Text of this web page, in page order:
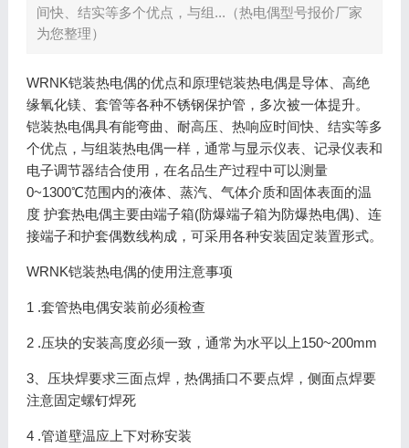
间快、结实等多个优点，与组...（热电偶型号报价厂家
为您整理）
WRNK铠装热电偶的优点和原理铠装热电偶是导体、高绝
缘氧化镁、套管等各种不锈钢保护管，多次被一体提升。
铠装热电偶具有能弯曲、耐高压、热响应时间快、结实等多
个优点，与组装热电偶一样，通常与显示仪表、记录仪表和
电子调节器结合使用，在名品生产过程中可以测量
0~1300℃范围内的液体、蒸汽、气体介质和固体表面的温
度 护套热电偶主要由端子箱(防爆端子箱为防爆热电偶)、连
接端子和护套偶数线构成，可采用各种安装固定装置形式。
WRNK铠装热电偶的使用注意事项
1 .套管热电偶安装前必须检查
2 .压块的安装高度必须一致，通常为水平以上150~200mm
3、压块焊要求三面点焊，热偶插口不要点焊，侧面点焊要
注意固定螺钉焊死
4 .管道壁温应上下对称安装